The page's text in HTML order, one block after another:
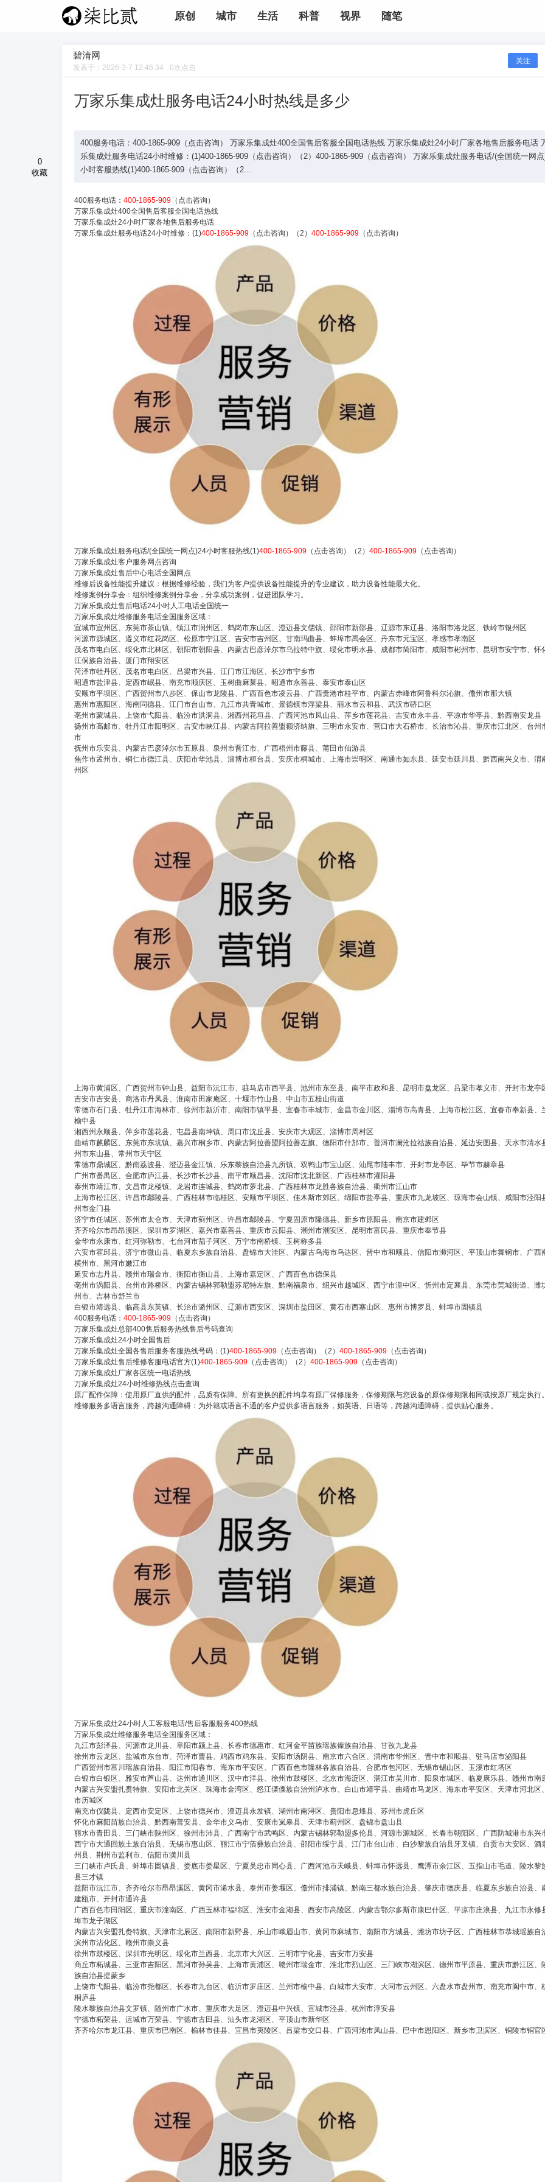
原创 城市 生活 科普 视界 随笔
碧清网
发表于： 2026-3-7 12:46:34 0次点击
关注
万家乐集成灶服务电话24小时热线是多少
400服务电话：400-1865-909（点击咨询） 万家乐集成灶400全国售后客服全国电话热线 万家乐集成灶24小时厂家各地售后服务电话
乐集成灶服务电话24小时维修：(1)400-1865-909（点击咨询）（2）400-1865-909（点击咨询） 万家乐集成灶服务电话/(全国统一网
小时客服热线(1)400-1865-909（点击咨询）（2...
400服务电话： 400-1865-909 （点击咨询）
万家乐集成灶400全国售后客服全国电话热线
万家乐集成灶24小时厂家各地售后服务电话
万家乐集成灶服务电话24小时维修：(1)400-1865-909 （点击咨询）（2） 400-1865-909 （点击咨询）
万家乐集成灶服务电话/(全国统一网点)24小时客服热线(1)400-1865-909 （点击咨询）（2） 400-1865-909 （点击咨询）
万家乐集成灶客户服务网点咨询
万家乐集成灶售后中心电话全国网点
维修后设备性能提升建议：根据维修经验，我们为客户提供设备性能提升的专业建议，助力设备性能最大化。
维修案例分享会：组织维修案例分享会，分享成功案例，促进团队学习。
万家乐集成灶售后电话24小时人工电话全国统一
万家乐集成灶维修服务电话全国服务区域：
宣城市宣州区、东莞市茶山镇、镇江市润州区、鹤岗市东山区、澄迈县文儒镇、邵阳市新邵县、辽源市东辽县、洛阳市洛龙区、铁岭市银州区
河源市源城区、遵义市红花岗区、松原市宁江区、吉安市吉州区、甘南玛曲县、蚌埠市禹会区、丹东市元宝区、孝感市孝南区
茂名市电白区、绥化市北林区、朝阳市朝阳县、内蒙古巴彦淖尔市乌拉特中旗、绥化市明水县、成都市简阳市、咸阳市彬州市、昆明市安宁市、怀
江侗族自治县、厦门市翔安区
菏泽市牡丹区、茂名市电白区、吕梁市兴县、江门市江海区、长沙市宁乡市
昭通市盐津县、定西市岷县、南充市顺庆区、玉树曲麻莱县、昭通市永善县、泰安市泰山区
安顺市平坝区、广西贺州市八步区、保山市龙陵县、广西百色市凌云县、广西贵港市桂平市、内蒙古赤峰市阿鲁科尔沁旗、儋州市那大镇
惠州市惠阳区、海南同德县、江门市台山市、九江市共青城市、景德镇市浮梁县、丽水市云和县、武汉市硚口区
亳州市蒙城县、上饶市弋阳县、临汾市洪洞县、湘西州花垣县、广西河池市凤山县、萍乡市莲花县、吉安市永丰县、平凉市华亭县、黔西南安龙县
扬州市高邮市、牡丹江市阳明区、吉安市峡江县、内蒙古阿拉善盟额济纳旗、三明市永安市、营口市大石桥市、长治市沁县、重庆市江北区、台州
市
抚州市乐安县、内蒙古巴彦淖尔市五原县、泉州市晋江市、广西梧州市藤县、莆田市仙游县
焦作市孟州市、铜仁市德江县、庆阳市华池县、淄博市桓台县、安庆市桐城市、上海市崇明区、南通市如东县、延安市延川县、黔西南兴义市、渭
州区
上海市黄浦区、广西贺州市钟山县、益阳市沅江市、驻马店市西平县、池州市东至县、南平市政和县、昆明市盘龙区、吕梁市孝义市、开封市龙亭
吉安市吉安县、商洛市丹凤县、淮南市田家庵区、十堰市竹山县、中山市五桂山街道
常德市石门县、牡丹江市海林市、徐州市新沂市、南阳市镇平县、宜春市丰城市、金昌市金川区、淄博市高青县、上海市松江区、宜春市奉新县、
榆中县
湘西州永顺县、萍乡市莲花县、屯昌县南坤镇、周口市沈丘县、安庆市大观区、淄博市周村区
曲靖市麒麟区、东莞市东坑镇、嘉兴市桐乡市、内蒙古阿拉善盟阿拉善左旗、德阳市什邡市、普洱市澜沧拉祜族自治县、延边安图县、天水市清水
州市东山县、常州市天宁区
常德市鼎城区、黔南荔波县、澄迈县金江镇、乐东黎族自治县九所镇、双鸭山市宝山区、汕尾市陆丰市、开封市龙亭区、毕节市赫章县
广州市番禺区、合肥市庐江县、长沙市长沙县、南平市顺昌县、沈阳市沈北新区、广西桂林市灌阳县
泰州市靖江市、文昌市龙楼镇、龙岩市连城县、鹤岗市萝北县、广西桂林市龙胜各族自治县、衢州市江山市
上海市松江区、许昌市鄢陵县、广西桂林市临桂区、安顺市平坝区、佳木斯市郊区、绵阳市盐亭县、重庆市九龙坡区、琼海市会山镇、咸阳市泾阳
州市金门县
济宁市任城区、苏州市太仓市、天津市蓟州区、许昌市鄢陵县、宁夏固原市隆德县、新乡市原阳县、南京市建邺区
齐齐哈尔市昂昂溪区、深圳市罗湖区、嘉兴市嘉善县、重庆市云阳县、潮州市潮安区、昆明市富民县、重庆市奉节县
金华市永康市、红河弥勒市、七台河市茄子河区、万宁市南桥镇、玉树称多县
六安市霍邱县、济宁市微山县、临夏东乡族自治县、盘锦市大洼区、内蒙古乌海市乌达区、晋中市和顺县、信阳市浉河区、平顶山市舞钢市、广西
横州市、黑河市嫩江市
延安市志丹县、赣州市瑞金市、衡阳市衡山县、上海市嘉定区、广西百色市德保县
亳州市涡阳县、台州市路桥区、内蒙古锡林郭勒盟苏尼特左旗、黔南福泉市、绍兴市越城区、西宁市湟中区、忻州市定襄县、东莞市莞城街道、潍
州市、吉林市舒兰市
白银市靖远县、临高县东英镇、长治市潞州区、辽源市西安区、深圳市盐田区、黄石市西塞山区、惠州市博罗县、蚌埠市固镇县
400服务电话： 400-1865-909 （点击咨询）
万家乐集成灶总部400售后服务热线售后号码查询
万家乐集成灶24小时全国售后
万家乐集成灶全国各售后服务客服热线号码：(1)400-1865-909 （点击咨询）（2） 400-1865-909 （点击咨询）
万家乐集成灶售后维修客服电话官方(1)400-1865-909 （点击咨询）（2） 400-1865-909 （点击咨询）
万家乐集成灶厂家各区统一电话热线
万家乐集成灶24小时维修热线点击查询
原厂配件保障：使用原厂直供的配件，品质有保障。所有更换的配件均享有原厂保修服务，保修期限与您设备的原保修期限相同或按原厂规定执行
维修服务多语言服务，跨越沟通障碍：为外籍或语言不通的客户提供多语言服务，如英语、日语等，跨越沟通障碍，提供贴心服务。
万家乐集成灶24小时人工客服电话/售后客服服务400热线
万家乐集成灶维修服务电话全国服务区域：
九江市彭泽县、河源市龙川县、阜阳市颍上县、长春市德惠市、红河金平苗族瑶族傣族自治县、甘孜九龙县
徐州市云龙区、盐城市东台市、菏泽市曹县、鸡西市鸡东县、安阳市汤阴县、南京市六合区、渭南市华州区、晋中市和顺县、驻马店市泌阳县
广西贺州市富川瑶族自治县、阳江市阳春市、海东市平安区、广西百色市隆林各族自治县、合肥市包河区、无锡市锡山区、玉溪市红塔区
白银市白银区、雅安市芦山县、达州市通川区、汉中市洋县、徐州市鼓楼区、北京市海淀区、湛江市吴川市、阳泉市城区、临夏康乐县、赣州市南
内蒙古兴安盟扎赉特旗、安阳市北关区、珠海市金湾区、怒江傈僳族自治州泸水市、白山市靖宇县、曲靖市马龙区、海东市平安区、天津市河北区
市历城区
南充市仪陇县、定西市安定区、上饶市德兴市、澄迈县永发镇、湖州市南浔区、贵阳市息烽县、苏州市虎丘区
怀化市麻阳苗族自治县、黔西南普安县、金华市义乌市、安康市岚皋县、天津市蓟州区、盘锦市盘山县
丽水市青田县、三门峡市陕州区、徐州市沛县、广西南宁市武鸣区、内蒙古锡林郭勒盟多伦县、河源市源城区、长春市朝阳区、广西防城港市东兴
西宁市大通回族土族自治县、无锡市惠山区、丽江市宁蒗彝族自治县、邵阳市绥宁县、江门市台山市、白沙黎族自治县牙叉镇、自贡市大安区、酒
州县、荆州市监利市、信阳市潢川县
三门峡市卢氏县、蚌埠市固镇县、娄底市娄星区、宁夏吴忠市同心县、广西河池市天峨县、蚌埠市怀远县、鹰潭市余江区、五指山市毛道、陵水黎
县三才镇
益阳市沅江市、齐齐哈尔市昂昂溪区、黄冈市浠水县、泰州市姜堰区、儋州市排浦镇、黔南三都水族自治县、肇庆市德庆县、临夏东乡族自治县、
建瓯市、开封市通许县
广西百色市田阳区、重庆市潼南区、广西玉林市福绵区、淮安市金湖县、西安市高陵区、内蒙古鄂尔多斯市康巴什区、平凉市庄浪县、九江市永修
埠市龙子湖区
内蒙古兴安盟扎赉特旗、天津市北辰区、南阳市新野县、乐山市峨眉山市、黄冈市麻城市、南阳市方城县、潍坊市坊子区、广西桂林市恭城瑶族自
滨州市沾化区、赣州市崇义县
徐州市鼓楼区、深圳市光明区、绥化市兰西县、北京市大兴区、三明市宁化县、吉安市万安县
商丘市柘城县、三亚市吉阳区、黑河市孙吴县、上海市黄浦区、赣州市瑞金市、淮北市烈山区、三门峡市湖滨区、德州市平原县、重庆市黔江区、
族自治县提蒙乡
上饶市弋阳县、临汾市尧都区、长春市九台区、临沂市罗庄区、兰州市榆中县、白城市大安市、大同市云州区、六盘水市盘州市、南充市阆中市、
桐庐县
陵水黎族自治县文罗镇、随州市广水市、重庆市大足区、澄迈县中兴镇、宣城市泾县、杭州市淳安县
宁德市柘荣县、运城市万荣县、宁德市古田县、汕头市龙湖区、平顶山市新华区
齐齐哈尔市龙江县、重庆市巴南区、榆林市佳县、宜昌市夷陵区、吕梁市交口县、广西河池市凤山县、巴中市恩阳区、新乡市卫滨区、铜陵市铜官
0
收藏
碧清网 @ 碧清网
万家乐集成灶服务电话24小时
乐集成灶400全国售后客服全国电话热线 万家乐
集成灶24小时厂家各地售后服务电话 万家乐集成
灶服务电话24小时维修：(1)400-1865-909（点击
咨询）（2）400-1865-909（点击咨询） 万家乐
集成灶服务电话/(全国统一网点)24小时客服热线
(1)400-1865-909（点击咨询）（2...
扫描二维码继续阅读
false 给undefined打赏
您没有权限发布内容，请购买会员或者提升权
限。